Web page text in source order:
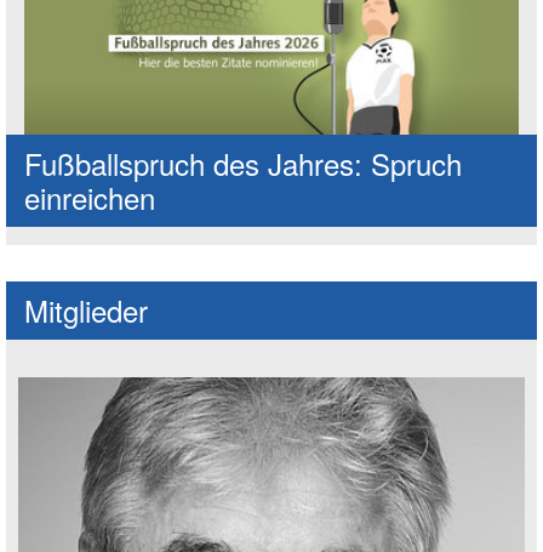
Fußballspruch des Jahres: Spruch
einreichen
Mitglieder